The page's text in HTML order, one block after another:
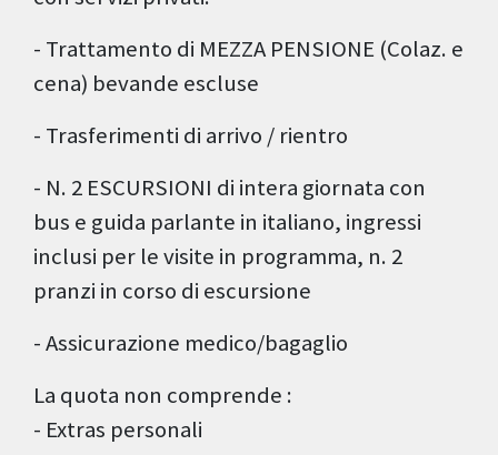
- Trattamento di MEZZA PENSIONE (Colaz. e
cena) bevande escluse
- Trasferimenti di arrivo / rientro
- N. 2 ESCURSIONI di intera giornata con
bus e guida parlante in italiano, ingressi
inclusi per le visite in programma, n. 2
pranzi in corso di escursione
- Assicurazione medico/bagaglio
La quota non comprende :
- Extras personali